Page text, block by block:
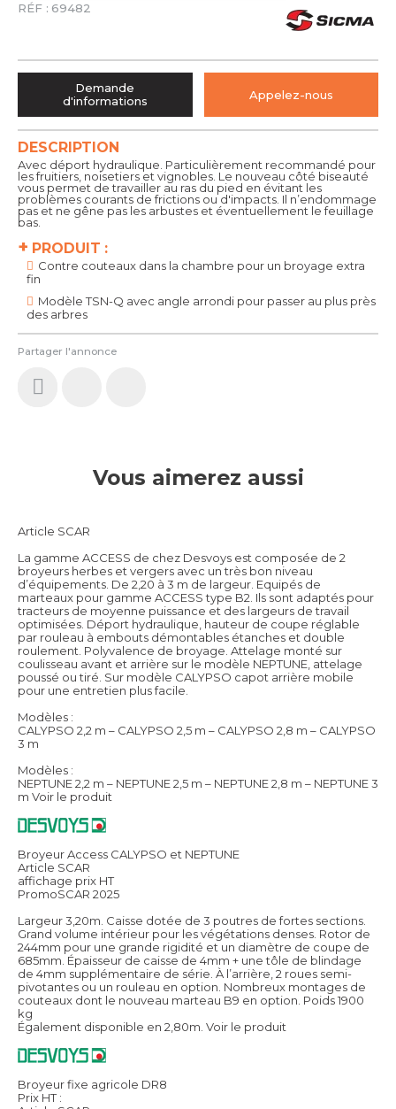
RÉF : 69482
+ PRODUIT :
Contre couteaux dans la chambre pour un broyage extra
fin
Modèle TSN-Q avec angle arrondi pour passer au plus près
des arbres
Partager l'annonce
DESCRIPTION
Avec déport hydraulique. Particulièrement recommandé pour
les fruitiers, noisetiers et vignobles. Le nouveau côté biseauté
vous permet de travailler au ras du pied en évitant les
problèmes courants de frictions ou d'impacts. Il n’endommage
pas et ne gêne pas les arbustes et éventuellement le feuillage
bas.
Demande
d'informations
Appelez-nous
Vous aimerez aussi
Article SCAR
La gamme ACCESS de chez Desvoys est composée de 2
broyeurs herbes et vergers avec un très bon niveau
d’équipements. De 2,20 à 3 m de largeur. Equipés de
marteaux pour gamme ACCESS type B2. Ils sont adaptés pour
tracteurs de moyenne puissance et des largeurs de travail
optimisées. Déport hydraulique, hauteur de coupe réglable
par rouleau à embouts démontables étanches et double
roulement. Polyvalence de broyage. Attelage monté sur
coulisseau avant et arrière sur le modèle NEPTUNE, attelage
poussé ou tiré. Sur modèle CALYPSO capot arrière mobile
pour une entretien plus facile.
Modèles :
CALYPSO 2,2 m – CALYPSO 2,5 m – CALYPSO 2,8 m – CALYPSO
3 m
Modèles :
NEPTUNE 2,2 m – NEPTUNE 2,5 m – NEPTUNE 2,8 m – NEPTUNE 3
m Voir le produit
Broyeur Access CALYPSO et NEPTUNE
Article SCAR
affichage prix HT
PromoSCAR 2025
Largeur 3,20m. Caisse dotée de 3 poutres de fortes sections.
Grand volume intérieur pour les végétations denses. Rotor de
244mm pour une grande rigidité et un diamètre de coupe de
685mm. Épaisseur de caisse de 4mm + une tôle de blindage
de 4mm supplémentaire de série. À l’arrière, 2 roues semi-
pivotantes ou un rouleau en option. Nombreux montages de
couteaux dont le nouveau marteau B9 en option. Poids 1900
kg
Également disponible en 2,80m. Voir le produit
Broyeur fixe agricole DR8
Prix HT :